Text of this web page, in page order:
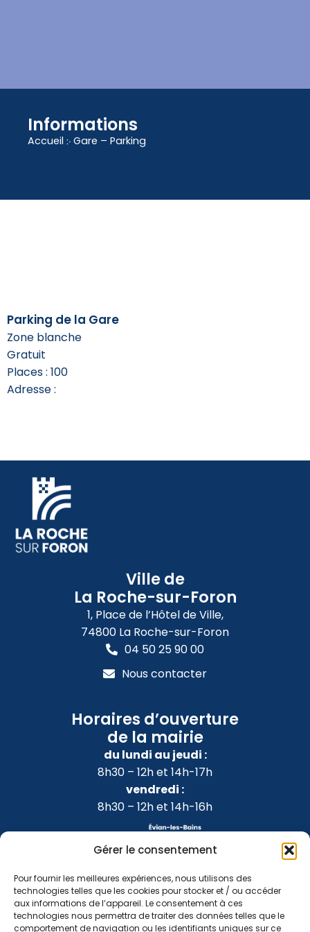
Gérer le consentement
Pour fournir les meilleures expériences, nous utilisons des
technologies telles que les cookies pour stocker et / ou accéder
aux informations de l’appareil. Le consentement à ces
technologies nous permettra de traiter des données telles que le
comportement de navigation ou les identifiants uniques sur ce
Informations
Accueil ჻ Gare – Parking
Parking de la Gare
Zone blanche
Gratuit
Places : 100
Adresse :
Ville de
La Roche-sur-Foron
1, Place de l’Hôtel de Ville,
74800 La Roche-sur-Foron
04 50 25 90 00
Nous contacter
Horaires d’ouverture
de la mairie
du lundi au jeudi :
8h30 – 12h et 14h-17h
vendredi :
8h30 – 12h et 14h-16h